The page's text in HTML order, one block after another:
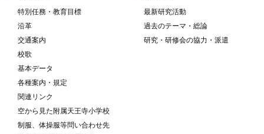
特別任務・教育目標
沿革
交通案内
校歌
基本データ
各種案内・規定
関連リンク
空から見た附属天王寺小学校
制服、体操服等問い合わせ先
最新研究活動
過去のテーマ・総論
研究・研修会の協力・派遣